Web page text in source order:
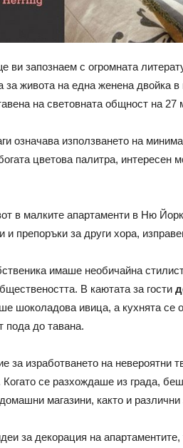
ви запознаем с огромната
за живота на една женена двойка
на световната общност на 27
означава използването на
цветова палитра, интересен
в малките апартаменти в Ню
и препоръки за други хора,
имаше необичайна
В каютата за гости
шоколадова ивица, а кухнята се
пода до тавана.
за изработването на невероятни
се разхождаше из града,
магазини, както и различни
за декорация на